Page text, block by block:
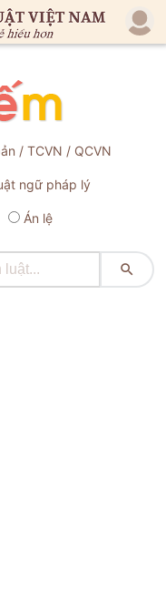
/ TCVN / QCVN
ngữ pháp lý
Án lệ
